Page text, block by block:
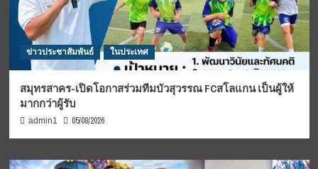
ข่าวประชาสัมพันธ์ ในประเทศ
สมุทรสาคร-เปิดโอกาสร่วมทีมบัวสุวรรณ FCสโลแกน เป็นผู้ให้
มากกว่าผู้รับ
admin1 05/08/2026